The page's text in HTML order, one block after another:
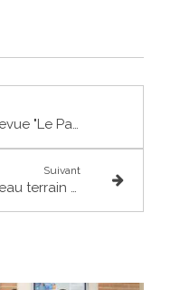
Mon interview à la revue "Le Paysan vigneron" sur la valorisation et les enjeux des AOC viticoles
Suivant
A l'inauguration d'un nouveau terrain synthétique de rugby à Grenade